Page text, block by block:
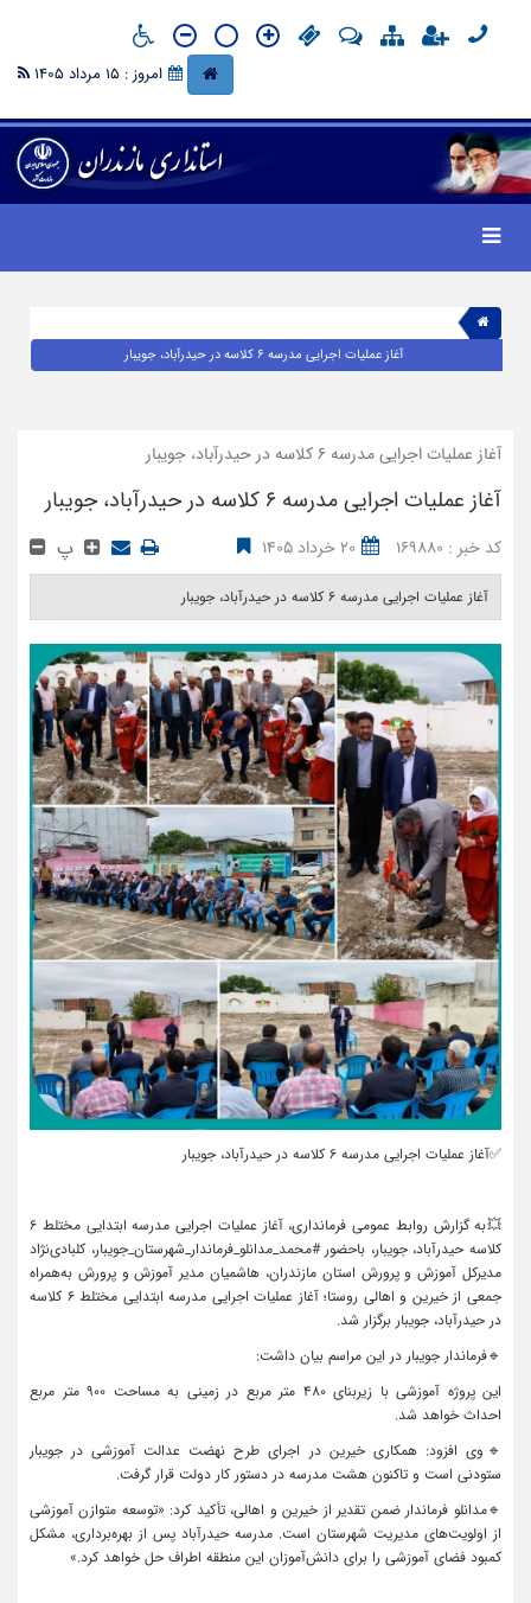
امروز : 15 مرداد 1405
آغاز عملیات اجرایی مدرسه ۶ کلاسه در حیدرآباد، جویبار
آغاز عملیات اجرایی مدرسه ۶ کلاسه در حیدرآباد، جویبار
آغاز عملیات اجرایی مدرسه ۶ کلاسه در حیدرآباد، جویبار
کد خبر : 169880 20 خرداد 1405 پ
آغاز عملیات اجرایی مدرسه ۶ کلاسه در حیدرآباد، جویبار ‎
✅آغاز عملیات اجرایی مدرسه ۶ کلاسه در حیدرآباد، جویبار
💥به گزارش روابط عمومی فرمانداری، آغاز عملیات اجرایی مدرسه ابتدایی مختلط ۶
کلاسه حیدرآباد، جویبار، باحضور #محمد_مدانلو_فرماندار_شهرستان_جویبار، کلبادی‌نژاد
مدیرکل آموزش و پرورش استان مازندران، هاشمیان مدیر آموزش و پرورش به‌همراه
جمعی از خیرین و اهالی روستا؛ آغاز عملیات اجرایی مدرسه ابتدایی مختلط ۶ کلاسه
در حیدرآباد، جویبار برگزار شد.
🔹فرماندار جویبار در این مراسم بیان داشت:
این پروژه آموزشی با زیربنای ۴۸۰ متر مربع در زمینی به مساحت ۹۰۰ متر مربع
احداث خواهد شد.
🔹وی افزود: همکاری خیرین در اجرای طرح نهضت عدالت آموزشی در جویبار
ستودنی است و تاکنون هشت مدرسه در دستور کار دولت قرار گرفت.
🔹مدانلو فرماندار ضمن تقدیر از خیرین و اهالی، تأکید کرد: «توسعه متوازن آموزشی
از اولویت‌های مدیریت شهرستان است. مدرسه حیدرآباد پس از بهره‌برداری، مشکل
کمبود فضای آموزشی را برای دانش‌آموزان این منطقه اطراف حل خواهد کرد.»